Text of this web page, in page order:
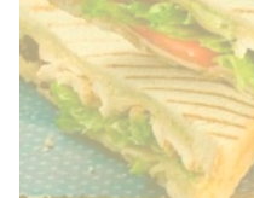
ПОДРОБНЕЕ